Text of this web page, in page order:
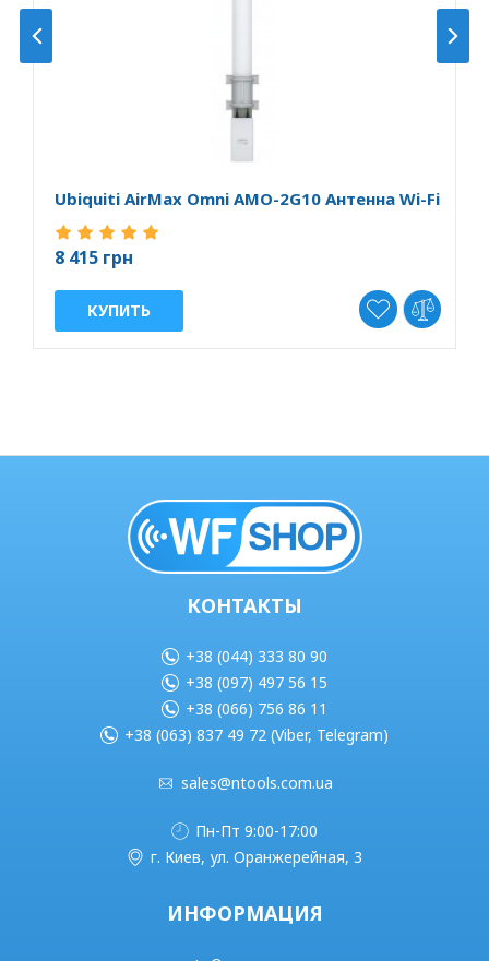
Ubiquiti AirMax Omni AMO-2G10 Антенна Wi-Fi
8 415 грн
КУПИТЬ
КОНТАКТЫ
+38 (044) 333 80 90
+38 (097) 497 56 15
+38 (066) 756 86 11
+38 (063) 837 49 72 (Viber, Telegram)
sales@ntools.com.ua
Пн-Пт 9:00-17:00
г. Киев, ул. Оранжерейная, 3
ИНФОРМАЦИЯ